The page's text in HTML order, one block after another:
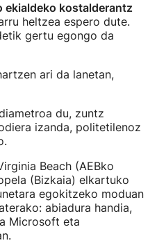
ekialdeko kostalderantz
heltzea espero dute.
gertu egongo da
ari da lanetan,
du, zuntz
izanda, politetilenoz
Beach (AEBko
(Bizkaia) elkartuko
egokitzeko moduan
abiadura handia,
Microsoft eta